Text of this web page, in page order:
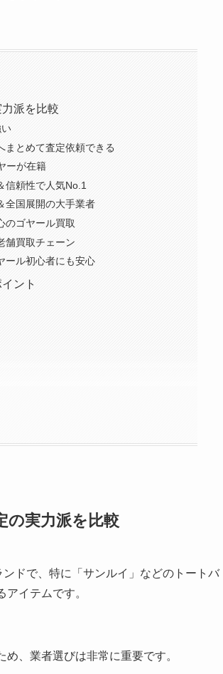
派を比較
まとめて査定依頼できる
ーが在籍
信頼性で人気No.1
全国展開の大手業者
のゴヤール買取
舗買取チェーン
ール初心者にも安心
ント
の実力派を比較
ドで、特に「サンルイ」などのトートバ
イテムです。
め、業者選びは非常に重要です。